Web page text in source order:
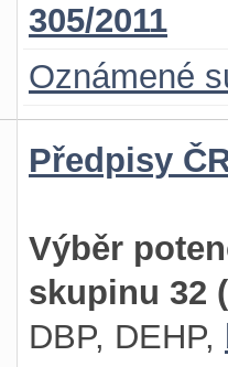
305/2011
Oznámené
Předpisy
Výběr
skupinu 32
DBP, DEHP,